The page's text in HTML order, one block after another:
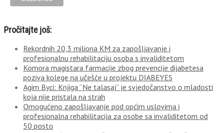
Pročitajte još:
Rekordnih 20,3 miliona KM za zapošljavanje i
profesionalnu rehabilitaciju osoba s invaliditetom
Komora magistara farmacije zbog prevencije dijabetesa
poziva kolege na učešće u projektu DIABEYES
Agim Byci: Knjiga “Ne talasaj” je svjedočanstvo o mladosti
koja nije pristala na strah
Omogućeno zapošljavanje pod općim uslovima i
profesionalna rehabilitacija za osobe sa invaliditetom od
50 posto